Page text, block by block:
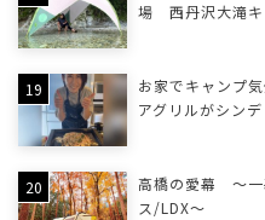
場 西丹沢大滝キ
お家でキャンプ
アグリルがシン
高橋の愛幕 ～
ス/LDX～